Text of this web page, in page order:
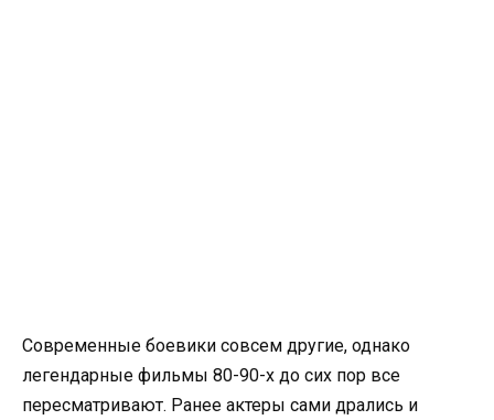
Современные боевики совсем другие, однако
легендарные фильмы 80-90-х до сих пор все
пересматривают. Ранее актеры сами дрались и